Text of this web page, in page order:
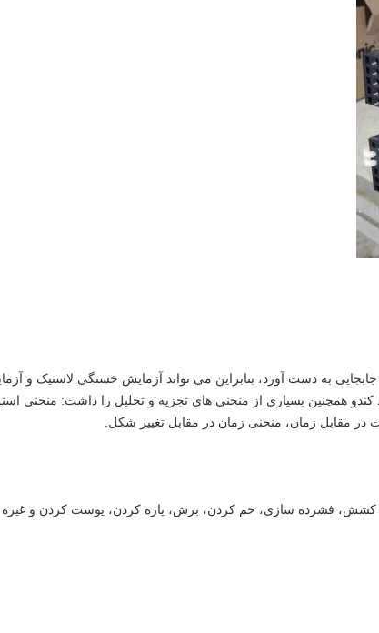
به دست آورد، بنابراین می تواند آزمایش خستگی لاستیک و
همچنین بسیاری از منحنی های تجزیه و تحلیل را داشت: منحنی
مقابل زمان، منحنی زمان در مقابل تغییر شکل.
کشش، فشرده سازی، خم کردن، برش، پاره کردن، پوست کردن و غیره